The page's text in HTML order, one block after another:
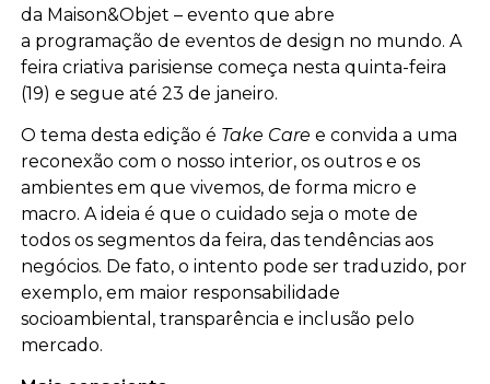
da Maison&Objet – evento que abre
a programação de eventos de design no mundo. A
feira criativa parisiense começa nesta quinta-feira
(19) e segue até 23 de janeiro.
O tema desta edição é Take Care e convida a uma
reconexão com o nosso interior, os outros e os
ambientes em que vivemos, de forma micro e
macro. A ideia é que o cuidado seja o mote de
todos os segmentos da feira, das tendências aos
negócios. De fato, o intento pode ser traduzido, por
exemplo, em maior responsabilidade
socioambiental, transparência e inclusão pelo
mercado.